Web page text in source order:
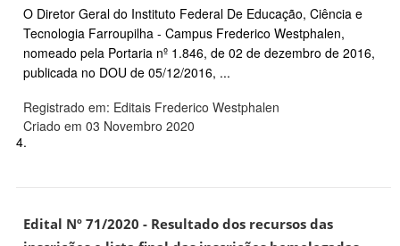
O Diretor Geral do Instituto Federal De Educação, Ciência e
Tecnologia Farroupilha - Campus Frederico Westphalen,
nomeado pela Portaria nº 1.846, de 02 de dezembro de 2016,
publicada no DOU de 05/12/2016, ...
Registrado em: Editais Frederico Westphalen
Criado em 03 Novembro 2020
4.
Edital Nº 71/2020 - Resultado dos recursos das